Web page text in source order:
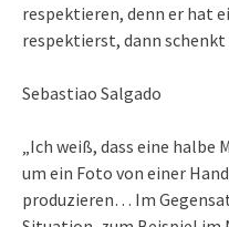
respektieren, denn er hat
respektierst, dann schenkt
Sebastiao Salgado
„Ich weiß, dass eine
um ein Foto von einer
produzieren… Im